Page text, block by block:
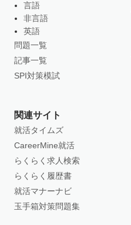
言語
非言語
英語
問題一覧
記事一覧
SPI対策模試
関連サイト
就活タイムズ
CareerMine就活
らくらく求人検索
らくらく履歴書
就活マナーナビ
玉手箱対策問題集